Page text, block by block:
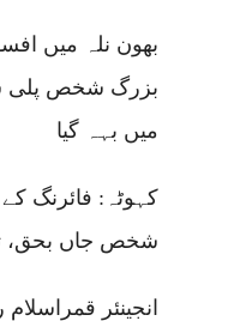
بھون نلہ میں
بزرگ شخص پلی
میں بہہ گیا
کہوٹہ: فائرنگ
شخص جاں بحق،
انجینئر